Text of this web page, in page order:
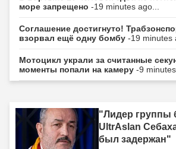
море запрещено -19 minutes ago...
Соглашение достигнуто!
взорвал ещё одну бомбу -19 minutes
Мотоцикл украли за считанные
моменты попали на камеру -9 minutes
"Лидер группы
UltrAslan
был задержан"